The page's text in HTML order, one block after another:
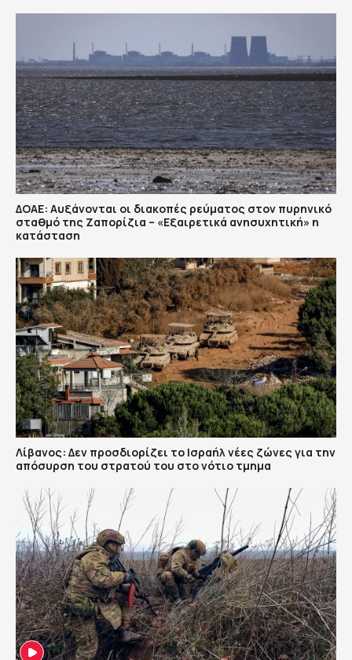
ΔΟΑΕ: Αυξάνονται οι διακοπές ρεύματος στον πυρηνικό
σταθμό της Ζαπορίζια – «Εξαιρετικά ανησυχητική» η
κατάσταση
Λίβανος: Δεν προσδιορίζει το Ισραήλ νέες ζώνες για την
απόσυρση του στρατού του στο νότιο τμημα